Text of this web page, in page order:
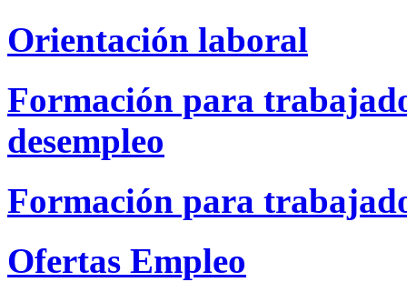
Orientación laboral
Formación para
desempleo
Formación para
Ofertas Empleo